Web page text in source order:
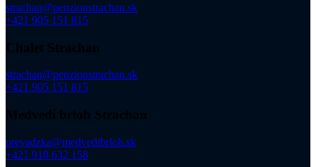
strachan@penzionstrachan.sk
+421 905 151 815
Chalet Strachan
strachan@penzionstrachan.sk
+421 905 151 815
Medvedí brloh Strachan
prevadzka@medvedibrloh.sk
+421 918 632 158